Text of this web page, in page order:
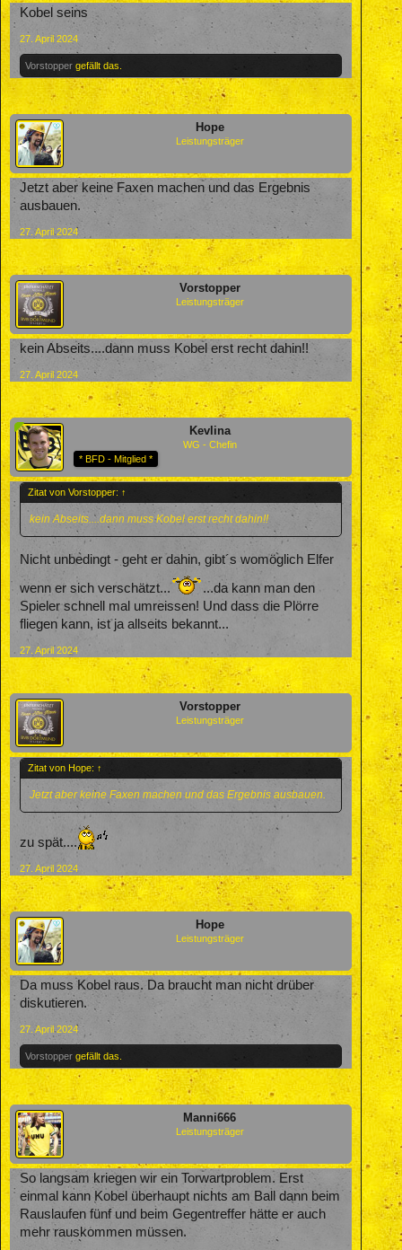
Kobel seins
27. April 2024
Vorstopper gefällt das.
Hope
Leistungsträger
Jetzt aber keine Faxen machen und das Ergebnis
ausbauen.
27. April 2024
Vorstopper
Leistungsträger
kein Abseits....dann muss Kobel erst recht dahin!!
27. April 2024
Kevlina
WG - Chefin
* BFD - Mitglied *
Zitat von Vorstopper: ↑
kein Abseits....dann muss Kobel erst recht dahin!!
Nicht unbedingt - geht er dahin, gibt´s womöglich Elfer
wenn er sich verschätzt...
...da kann man den
Spieler schnell mal umreissen! Und dass die Plörre
fliegen kann, ist ja allseits bekannt...
27. April 2024
Vorstopper
Leistungsträger
Zitat von Hope: ↑
Jetzt aber keine Faxen machen und das Ergebnis ausbauen.
zu spät....
27. April 2024
Hope
Leistungsträger
Da muss Kobel raus. Da braucht man nicht drüber
diskutieren.
27. April 2024
Vorstopper gefällt das.
Manni666
Leistungsträger
So langsam kriegen wir ein Torwartproblem. Erst
einmal kann Kobel überhaupt nichts am Ball dann beim
Rauslaufen fünf und beim Gegentreffer hätte er auch
mehr rauskommen müssen.